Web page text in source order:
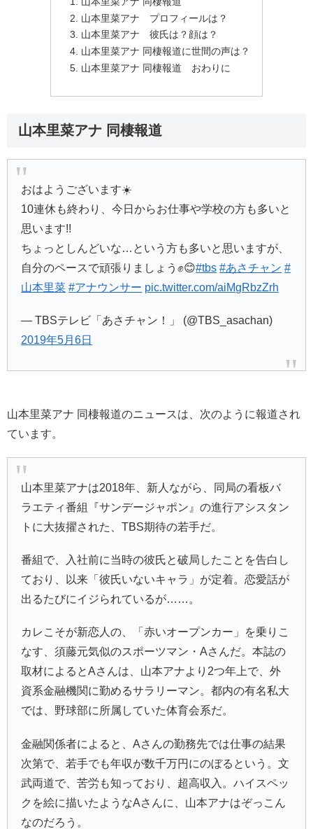
山本里菜アナ プロフィールは？
山本里菜アナ 彼氏は？顔は？
山本里菜アナ 同棲報道に世間の声は？
山本里菜アナ 同棲報道 おわりに
山本里菜アナ 同棲報道
おはようございます☀️
10連休も終わり、今日からお仕事や学校の方も多いと
思います!!
ちょっとしんどいな…という方も多いと思いますが、
自分のペースで頑張りましょう✊😊#tbs #あさチャン #
山本里菜 #アナウンサー pic.twitter.com/aiMgRbzZrh
— TBSテレビ「あさチャン！」 (@TBS_asachan)
2019年5月6日
山本里菜アナ 同棲報道のニュースは、次のように報道され
ています。
山本里菜アナは2018年、新人ながら、同局の看板バ
ラエティ番組『サンデージャポン 』の進行アシスタン
トに大抜擢された、TBS期待の若手だ。
番組で、入社前に当時の彼氏と破局したことを告白し
ており、以来「彼氏いないキャラ」が定着。恋愛話が
出るたびにイジられているが……。
カレこそが新恋人の、「赤いオープンカー」を乗りこ
なす、須藤元気似のスポーツマン・Aさんだ。本誌の
取材によるとAさんは、山本アナより2つ年上で、外
資系金融機関に勤めるサラリーマン。都内の有名私大
では、野球部に所属していた体育会系だ。
金融関係者によると、Aさんの勤務先では仕事の結果
次第で、若手でも年収が数千万円にのぼるという。文
武両道で、苦労も知っており、超高収入。ハイスペッ
クを絵に描いたようなAさんに、山本アナはぞっこん
なのだろう。